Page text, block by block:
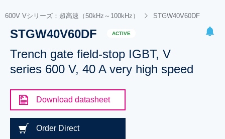
BOOKMARK
Pleaselog into show your saved searches.
600V Vシリーズ：超高速（50kHz～100kHz） STGW40V60DF
STGW40V60DF ACTIVE
Trench gate field-stop IGBT, V
series 600 V, 40 A very high speed
Download datasheet
Order Direct